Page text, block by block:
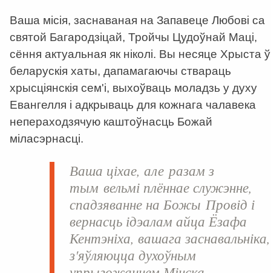
Ваша місія, заснаваная на Запавеце Любові са
святой Багародзіцай, Тройчы Цудоўнай Маці,
сёння актуальная як ніколі. Вы несяце Хрыста ў
беларускія хаты, дапамагаючы ствараць
хрысціянскія сем'і, выхоўваць моладзь у духу
Евангелля і адкрываць для кожнага чалавека
непераходзячую каштоўнасць Божай
міласэрнасці.
Ваша ціхае, але разам з
тым вельмі плённае служэнне,
спадзяванне на Божы Провід і
вернасць ідэалам айца Ёзафа
Кентэніха, вашага заснавальніка,
з'яўляюцца духоўным